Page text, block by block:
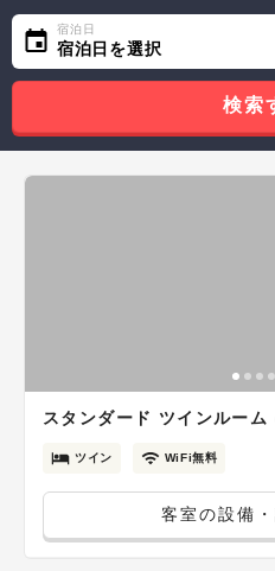
宿泊日
宿泊日を選択
検索
スタンダード ツインルーム
ツイン WiFi無料
客室の設備